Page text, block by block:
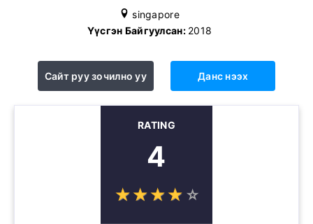
singapore
Үүсгэн Байгуулсан: 2018
Сайт руу зочилно уу Данс нээх
RATING
4
☆☆☆☆ ☆
★★★★ ★